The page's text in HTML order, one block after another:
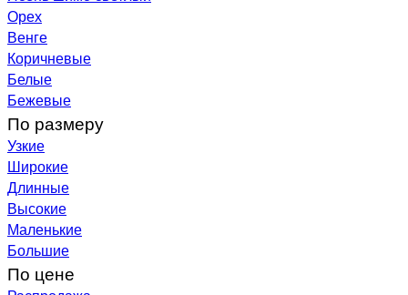
Орех
Венге
Коричневые
Белые
Бежевые
По размеру
Узкие
Широкие
Длинные
Высокие
Маленькие
Большие
По цене